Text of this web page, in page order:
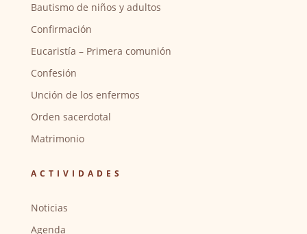
Bautismo de niños y adultos
Confirmación
Eucaristía – Primera comunión
Confesión
Unción de los enfermos
Orden sacerdotal
Matrimonio
ACTIVIDADES
Noticias
Agenda